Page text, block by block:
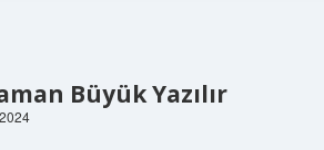
Büyük Yazılır